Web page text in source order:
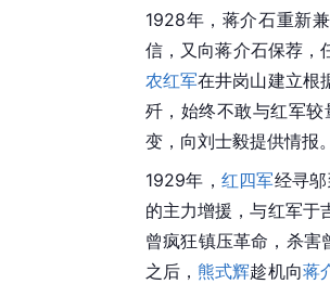
1928年，蒋介石重新
信，又向蒋介石保荐，
农红军在井岗山建立根
歼，始终不敢与红军
变，向刘士毅提供情报
1929年， 红四军经寻
的主力增援，与红军于
曾疯狂镇压革命，杀
之后， 熊式辉趁机向蒋